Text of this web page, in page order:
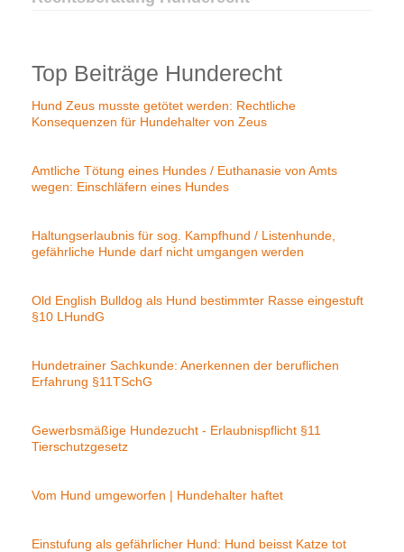
Top Beiträge Hunderecht
Hund Zeus musste getötet werden: Rechtliche
Konsequenzen für Hundehalter von Zeus
Amtliche Tötung eines Hundes / Euthanasie von Amts
wegen: Einschläfern eines Hundes
Haltungserlaubnis für sog. Kampfhund / Listenhunde,
gefährliche Hunde darf nicht umgangen werden
Old English Bulldog als Hund bestimmter Rasse eingestuft
§10 LHundG
Hundetrainer Sachkunde: Anerkennen der beruflichen
Erfahrung §11TSchG
Gewerbsmäßige Hundezucht - Erlaubnispflicht §11
Tierschutzgesetz
Vom Hund umgeworfen | Hundehalter haftet
Einstufung als gefährlicher Hund: Hund beisst Katze tot